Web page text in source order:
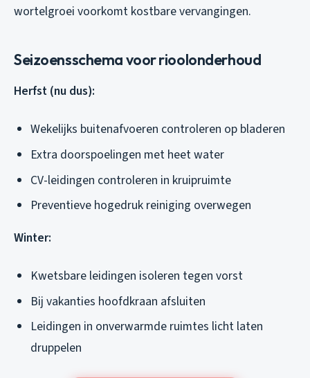
wortelgroei voorkomt kostbare vervangingen.
Seizoensschema voor rioolonderhoud
Herfst (nu dus):
Wekelijks buitenafvoeren controleren op bladeren
Extra doorspoelingen met heet water
CV-leidingen controleren in kruipruimte
Preventieve hogedruk reiniging overwegen
Winter:
Kwetsbare leidingen isoleren tegen vorst
Bij vakanties hoofdkraan afsluiten
Leidingen in onverwarmde ruimtes licht laten
druppelen